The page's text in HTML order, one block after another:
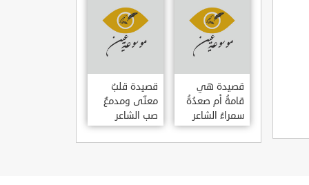
قصيدة هي
قامةُ أم صعدُةُ
سمراءُ الشاعر
سيف الدين
المشد
قصيدة قلبٌ
معنّى ومدمعٌ
صب الشاعر
سيف الدين
المشد